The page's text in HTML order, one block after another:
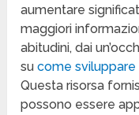
aumentare
maggiori
abitudini, dai
sucome sviluppare
Questa risorsa
possono essere